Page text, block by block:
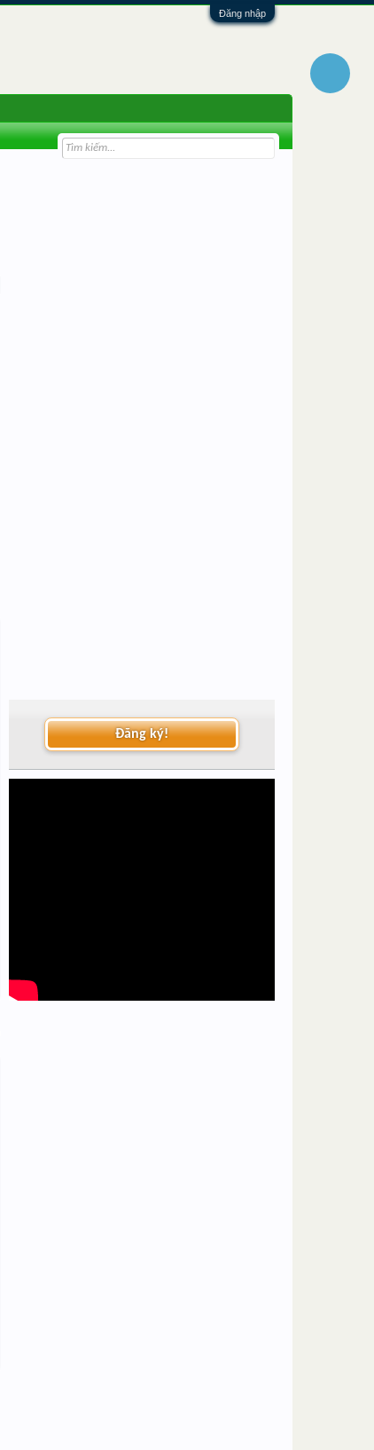
Đăng nhập
Đăng ký!